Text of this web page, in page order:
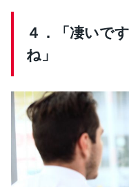
４．「凄いで
ね」